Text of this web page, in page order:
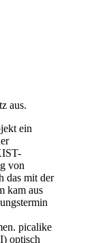
aus.
ein
von
das mit der
kam aus
picalike
optisch